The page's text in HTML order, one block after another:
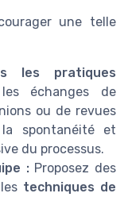
une telle
les pratiques
échanges de
ou de revues
spontanéité et
du processus.
:Proposez des
techniques de